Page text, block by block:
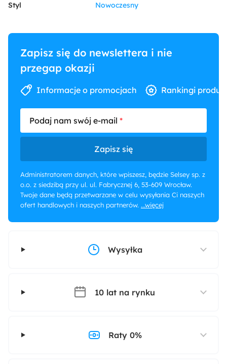
Styl Nowoczesny
Zapisz się do newslettera i nie
przegap okazji
Informacje o promocjach Rankingi
Podaj nam swój e-mail
Zapisz się
Administratorem danych, które wpiszesz, będzie Selsey sp. z
o.o. z siedzibą przy ul. ul. Fabrycznej 6, 53-609 Wrocław.
Twoje dane będą przetwarzane w celu wysyłania Ci naszych
ofert handlowych i naszych partnerów. ...więcej
Wysyłka
10 lat na rynku
Raty 0%